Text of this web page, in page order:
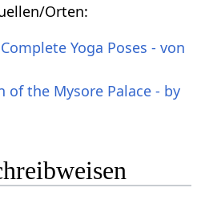
Orten:
Yoga Poses - von
of the Mysore Palace - by